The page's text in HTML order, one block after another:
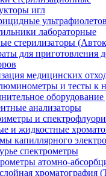
игл
лабораторные
стерилизаторы
для приготовления
медицинских
и тесты к
анализаторы
и
и жидкостные
капиллярного
спектрометры
атомно-
хроматография